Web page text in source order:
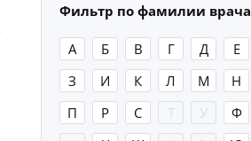
Фильтр по фамилии врача
А Б В Г Д Е
З
И К Л М Н
П
Р С Т У Ф